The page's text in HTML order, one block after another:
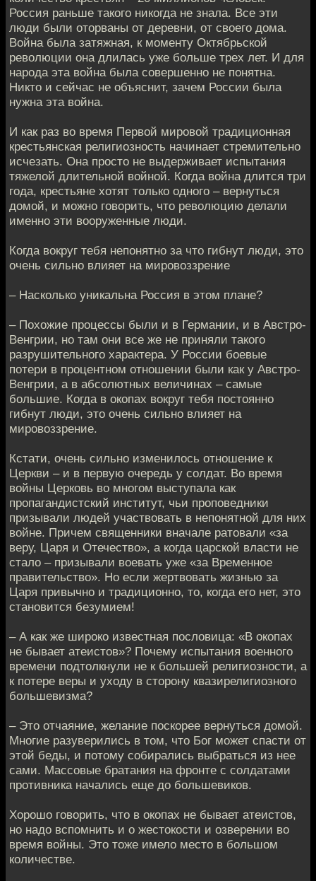
Россия раньше такого никогда не знала. Все эти
люди были оторваны от деревни, от своего дома.
Война была затяжная, к моменту Октябрьской
революции она длилась уже больше трех лет. И для
народа эта война была совершенно не понятна.
Никто и сейчас не объяснит, зачем России была
нужна эта война.
И как раз во время Первой мировой традиционная
крестьянская религиозность начинает стремительно
исчезать. Она просто не выдерживает испытания
тяжелой длительной войной. Когда война длится три
года, крестьяне хотят только одного – вернуться
домой, и можно говорить, что революцию делали
именно эти вооруженные люди.
Когда вокруг тебя непонятно за что гибнут люди, это
очень сильно влияет на мировоззрение
– Насколько уникальна Россия в этом плане?
– Похожие процессы были и в Германии, и в Австро-
Венгрии, но там они все же не приняли такого
разрушительного характера. У России боевые
потери в процентном отношении были как у Австро-
Венгрии, а в абсолютных величинах – самые
большие. Когда в окопах вокруг тебя постоянно
гибнут люди, это очень сильно влияет на
мировоззрение.
Кстати, очень сильно изменилось отношение к
Церкви – и в первую очередь у солдат. Во время
войны Церковь во многом выступала как
пропагандистский институт, чьи проповедники
призывали людей участвовать в непонятной для них
войне. Причем священники вначале ратовали «за
веру, Царя и Отечество», а когда царской власти не
стало – призывали воевать уже «за Временное
правительство». Но если жертвовать жизнью за
Царя привычно и традиционно, то, когда его нет, это
становится безумием!
– А как же широко известная пословица: «В окопах
не бывает атеистов»? Почему испытания военного
времени подтолкнули не к большей религиозности, а
к потере веры и уходу в сторону квазирелигиозного
большевизма?
– Это отчаяние, желание поскорее вернуться домой.
Многие разуверились в том, что Бог может спасти от
этой беды, и потому собирались выбраться из нее
сами. Массовые братания на фронте с солдатами
противника начались еще до большевиков.
Хорошо говорить, что в окопах не бывает атеистов,
но надо вспомнить и о жестокости и озверении во
время войны. Это тоже имело место в большом
количестве.